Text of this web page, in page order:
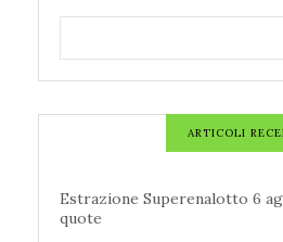
ARTICOLI
Estrazione Superenalotto 6
quote